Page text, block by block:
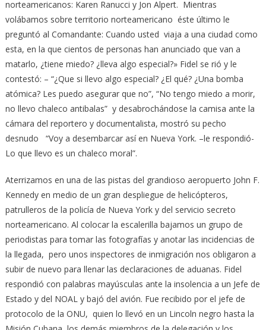
norteamericanos: Karen Ranucci y Jon Alpert. Mientras
volábamos sobre territorio norteamericano éste último le
preguntó al Comandante: Cuando usted viaja a una ciudad como
esta, en la que cientos de personas han anunciado que van a
matarlo, ¿tiene miedo? ¿lleva algo especial?» Fidel se rió y le
contestó: – “¿Que si llevo algo especial? ¿El qué? ¿Una bomba
atómica? Les puedo asegurar que no”, “No tengo miedo a morir,
no llevo chaleco antibalas” y desabrochándose la camisa ante la
cámara del reportero y documentalista, mostró su pecho
desnudo “Voy a desembarcar así en Nueva York. –le respondió-
Lo que llevo es un chaleco moral”.
Aterrizamos en una de las pistas del grandioso aeropuerto John F.
Kennedy en medio de un gran despliegue de helicópteros,
patrulleros de la policía de Nueva York y del servicio secreto
norteamericano. Al colocar la escalerilla bajamos un grupo de
periodistas para tomar las fotografías y anotar las incidencias de
la llegada, pero unos inspectores de inmigración nos obligaron a
subir de nuevo para llenar las declaraciones de aduanas. Fidel
respondió con palabras mayúsculas ante la insolencia a un Jefe de
Estado y del NOAL y bajó del avión. Fue recibido por el jefe de
protocolo de la ONU, quien lo llevó en un Lincoln negro hasta la